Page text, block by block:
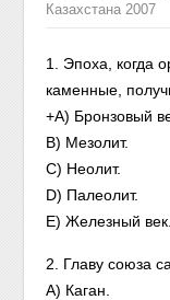
Казахстана 2007
1. Эпоха, когда
каменные,
+A) Бронзовый
B) Мезолит.
C) Неолит.
D) Палеолит.
E) Железный век.
2. Главу союза
A) Каган.